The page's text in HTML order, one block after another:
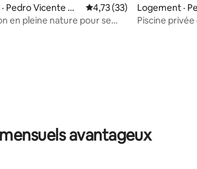
5, 14 commentaires
Pedro Vicente Ma
Note moyenne de 4,73
4,73 (33)
en pleine nature pour se
Logement ·
aldonado
Piscine
avantageux